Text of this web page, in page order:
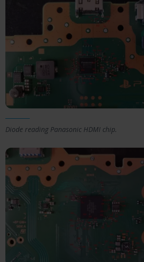
Diode reading Panasonic HDMI chip.